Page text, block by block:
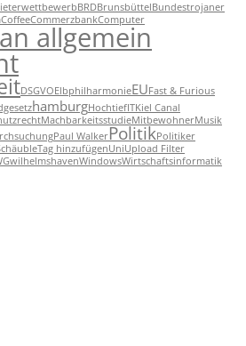
BRDBrunsbüttelBundestrojaner
CoffeeCommerzbankComputer
allgemein
DSGVOElbphilharmonieEUFast & Furious
hamburgHochtiefITKiel Canal
MachbarkeitsstudieMitbewohnerMusik
Paul WalkerPolitikPolitiker
Tag hinzufügenUniUpload Filter
wilhelmshavenWindowsWirtschaftsinformatik